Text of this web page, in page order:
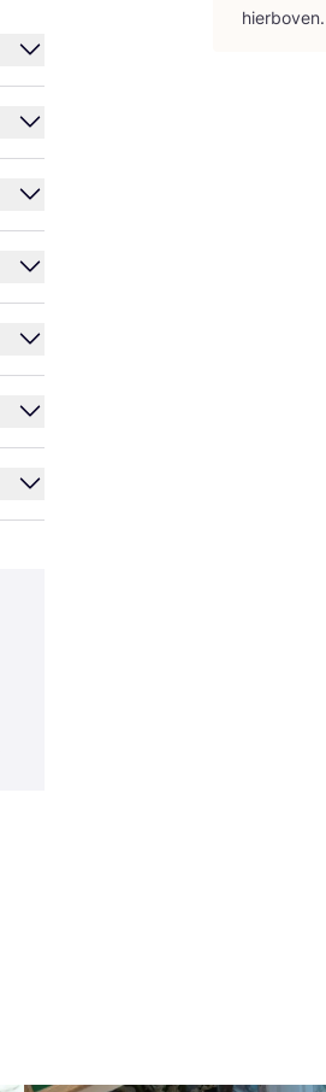
hierboven.